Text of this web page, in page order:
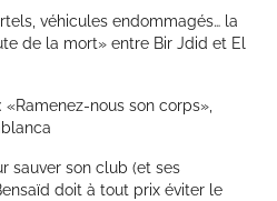
véhicules endommagés… la
de la mort» entre Bir Jdid et El
nous son corps»,
sauver son club (et ses
doit à tout prix éviter le